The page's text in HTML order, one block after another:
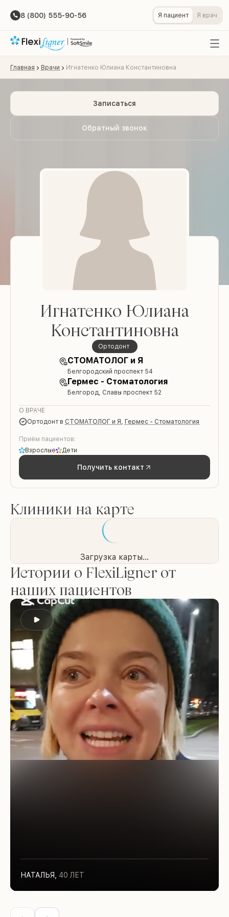
8 (800) 555-90-56 Я пациент Я врач
Главная Врачи Игнатенко Юлиана Константиновна
Обратный звонок
Записаться
Игнатенко Юлиана
Константиновна
Ортодонт
СТОМАТОЛОГ и Я
Белгородский проспект 54
Гермес - Стоматология
Белгород, Славы проспект 52
О ВРАЧЕ
Ортодонт в СТОМАТОЛОГ и Я , Гермес - Стоматология
Приём пациентов:
Взрослые
Дети
Получить контакт
Клиники на карте
Загрузка карты...
Истории о FlexiLigner от
наших пациентов
НАТАЛЬЯ 40 ЛЕТ